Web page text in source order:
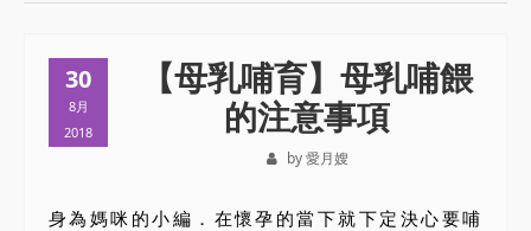
30
8月
2018
【母乳哺育】母乳哺餵
的注意事項
by 愛月嫂
身為媽咪的小編．在懷孕的當下就下定決心要哺